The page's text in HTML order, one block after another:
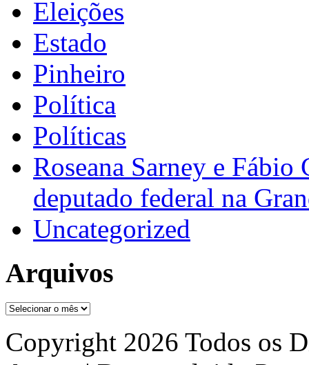
Eleições
Estado
Pinheiro
Política
Políticas
Roseana Sarney e
deputado federal na
Uncategorized
Arquivos
Arquivos
Copyright 2026 Todos os